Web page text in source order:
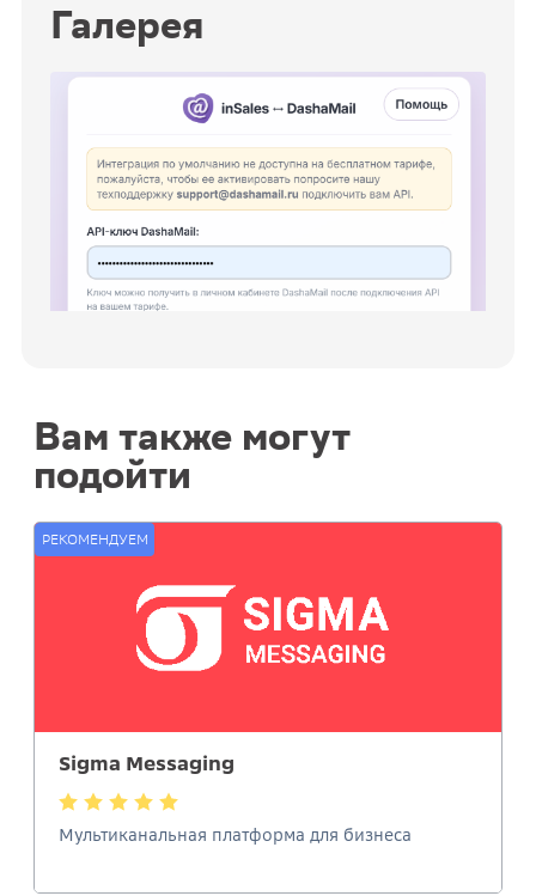
Галерея
Вам также могут
подойти
РЕКОМЕНДУЕМ
Sigma Messaging
Мультиканальная платформа для бизнеса